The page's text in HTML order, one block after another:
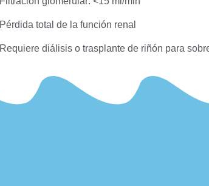
Pérdida total de la función renal
Requiere diálisis o trasplante de riñón para